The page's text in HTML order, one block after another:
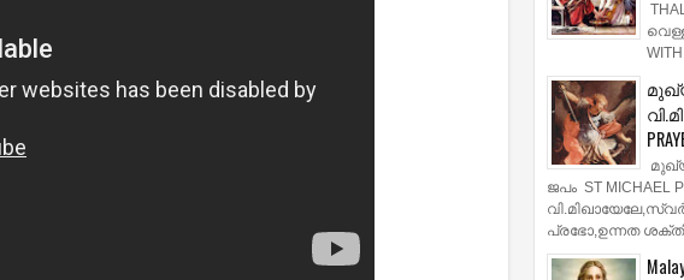
ജപം ST
പ്രഭോ,ഉന്നത